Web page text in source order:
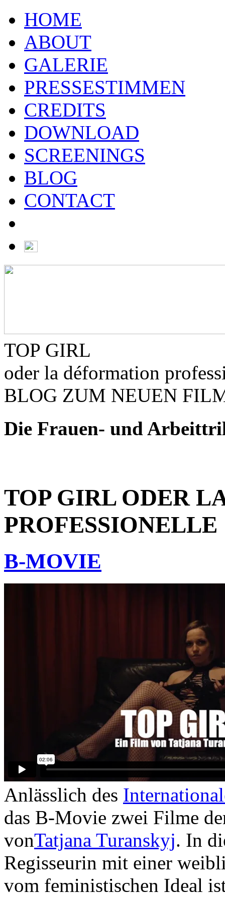
HOME
ABOUT
GALERIE
PRESSESTIMMEN
CREDITS
DOWNLOAD
SCREENINGS
BLOG
CONTACT
TOP GIRL
oder la déformation
BLOG ZUM NEUEN
Die Frauen- und
TOP GIRL ODER
PROFESSIONELLE
B-MOVIE
Anlässlich des
das B-Movie zwei Filme
vonTatjana Turanskyj. In
Regisseurin mit einer
vom feministischen Ideal